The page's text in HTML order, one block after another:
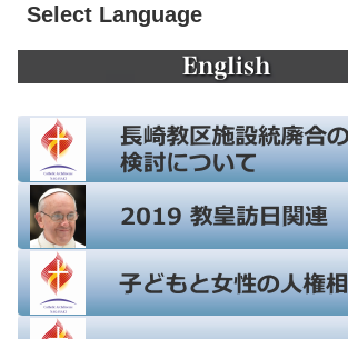
Select Language